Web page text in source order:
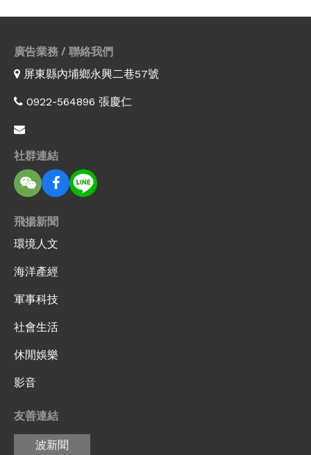
廣告業務 / 聯絡我們
屏東縣內埔鄉永興二巷57號
0922-564896 張慶仁
社群連結
飛揚新聞
環境人文
海洋產經
軍事科技
社會生活
休閒娛樂
影音
友善連結
波新聞